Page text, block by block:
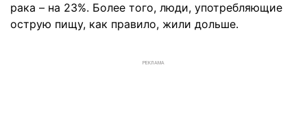
рака – на 23%. Более того, люди, употребляющие
острую пищу, как правило, жили дольше.
РЕКЛАМА